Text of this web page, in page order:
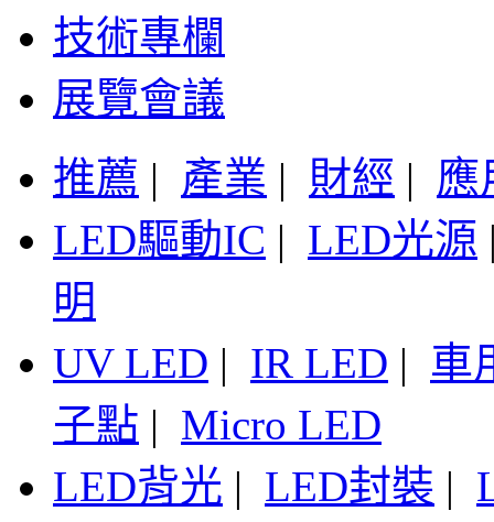
技術專欄
展覽會議
推薦 | 產業 | 財經 | 應
LED驅動IC | LED光源
明
UV LED | IR LED | 車
子點 | Micro LED
LED背光 | LED封裝 |